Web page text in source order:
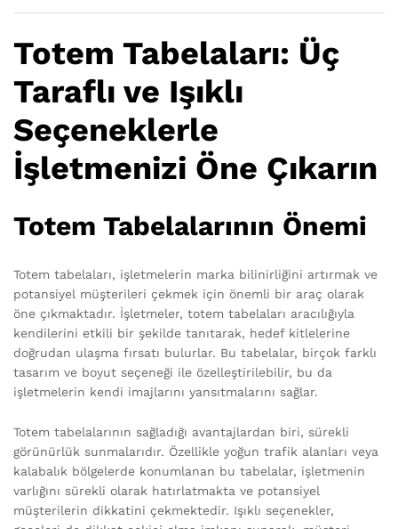
Totem Tabelaları: Üç
Taraflı ve Işıklı
Seçeneklerle
İşletmenizi Öne Çıkarın
Totem Tabelalarının Önemi
Totem tabelaları, işletmelerin marka bilinirliğini artırmak ve
potansiyel müşterileri çekmek için önemli bir araç olarak
öne çıkmaktadır. İşletmeler, totem tabelaları aracılığıyla
kendilerini etkili bir şekilde tanıtarak, hedef kitlelerine
doğrudan ulaşma fırsatı bulurlar. Bu tabelalar, birçok farklı
tasarım ve boyut seçeneği ile özelleştirilebilir, bu da
işletmelerin kendi imajlarını yansıtmalarını sağlar.
Totem tabelalarının sağladığı avantajlardan biri, sürekli
görünürlük sunmalarıdır. Özellikle yoğun trafik alanları veya
kalabalık bölgelerde konumlanan bu tabelalar, işletmenin
varlığını sürekli olarak hatırlatmakta ve potansiyel
müşterilerin dikkatini çekmektedir. Işıklı seçenekler,